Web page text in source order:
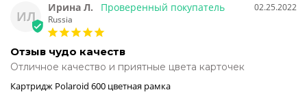
ИЛ
02.25.2022
Ирина Л.
Russia
Отзыв чудо качеств
Отличное качество и приятные цвета карточек
Картридж Polaroid 600 цветная рамка